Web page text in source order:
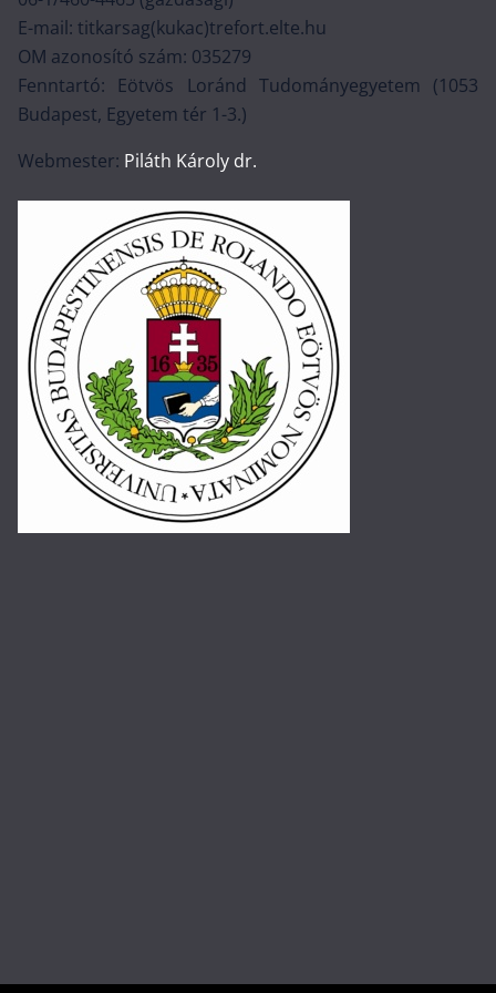
E-mail: titkarsag(kukac)trefort.elte.hu
OM azonosító szám: 035279
Fenntartó: Eötvös Loránd Tudományegyetem (1053
Budapest, Egyetem tér 1-3.)
Webmester: Piláth Károly dr.